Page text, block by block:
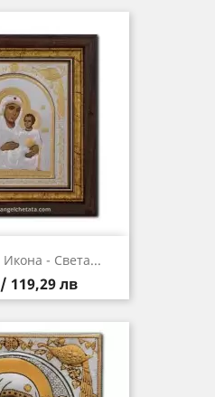
- Света...
119,29 лв